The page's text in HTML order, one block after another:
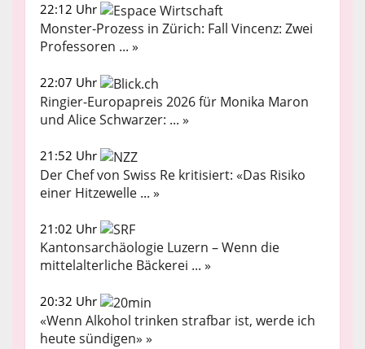
22:12 Uhr
Monster-Prozess in Zürich: Fall Vincenz: Zwei
Professoren ... »
22:07 Uhr
Ringier-Europapreis 2026 für Monika Maron
und Alice Schwarzer: ... »
21:52 Uhr
Der Chef von Swiss Re kritisiert: «Das Risiko
einer Hitzewelle ... »
21:02 Uhr
Kantonsarchäologie Luzern – Wenn die
mittelalterliche Bäckerei ... »
20:32 Uhr
«Wenn Alkohol trinken strafbar ist, werde ich
heute sündigen» »